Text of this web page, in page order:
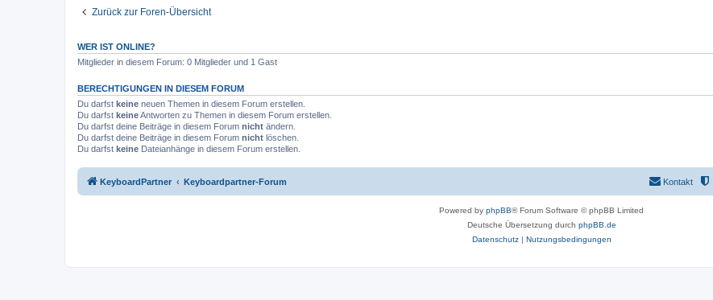
Zurück zur Foren-Übersicht
WER IST ONLINE?
Mitglieder in diesem Forum: 0 Mitglieder und 1 Gast
BERECHTIGUNGEN IN DIESEM FORUM
Du darfst keine neuen Themen in diesem Forum erstellen.
Du darfst keineAntworten zu Themen in diesem Forum erstellen.
Du darfst deine Beiträge in diesem Forum nicht ändern.
Du darfst deine Beiträge in diesem Forum nicht löschen.
Du darfst keine Dateianhänge in diesem Forum erstellen.
KeyboardPartner Keyboardpartner-Forum Kontakt
Powered by phpBB® Forum Software © phpBB Limited
Deutsche Übersetzung durch phpBB.de
Datenschutz| Nutzungsbedingungen